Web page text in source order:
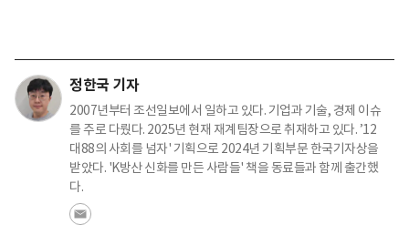
정한국 기자
2007년부터 조선일보에서 일하고 있다. 기업과 기술, 경제 이슈
를 주로 다뤘다. 2025년 현재 재계팀장으로 취재하고 있다. ’12
대88의 사회를 넘자' 기획으로 2024년 기획부문 한국기자상을
받았다. 'K방산 신화를 만든 사람들' 책을 동료들과 함께 출간했
다.